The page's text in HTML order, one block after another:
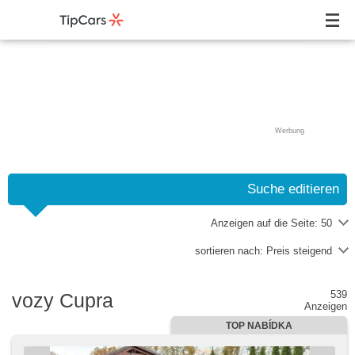
Werbung
Suche editieren
Anzeigen auf die Seite: 50
sortieren nach: Preis steigend
vozy Cupra
539
Anzeigen
TOP NABÍDKA